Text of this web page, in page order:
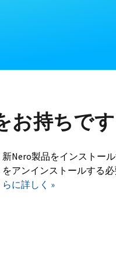
持ちです
新Nero製品をインストー
をアンインストールする
らに詳しく »